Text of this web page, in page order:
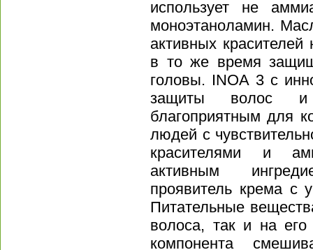
использует не
моноэтаноламин.
активных красителей
в то же время
головы. INOA 3 с
защиты волос
благоприятным для
людей с
красителями и
активным
проявитель крема с
Питательные
волоса, так и на его
компонента